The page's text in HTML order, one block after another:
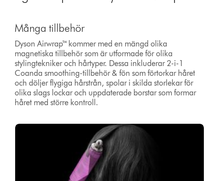
Många tillbehör
Dyson Airwrap™ kommer med en mängd olika
magnetiska tillbehör som är utformade för olika
stylingtekniker och hårtyper. Dessa inkluderar 2-i-1
Coanda smoothing-tillbehör & fön som förtorkar håret
och döljer flygiga hårstrån, spolar i skilda storlekar för
olika slags lockar och uppdaterade borstar som formar
håret med större kontroll.